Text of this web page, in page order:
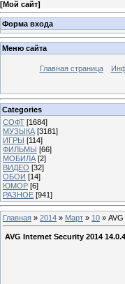
[Мой сайт]
Форма входа
Меню сайта
Главная страница
Categories
СОФТ [1684]
МУЗЫКА [3181]
ИГРЫ [114]
ФИЛЬМЫ [66]
МОБИЛА [2]
ВИДЕО [32]
ОБОИ [14]
ЮМОР [6]
РАЗНОЕ [941]
Главная » 2014 » Март » 10 »
AVG Internet Security 2014